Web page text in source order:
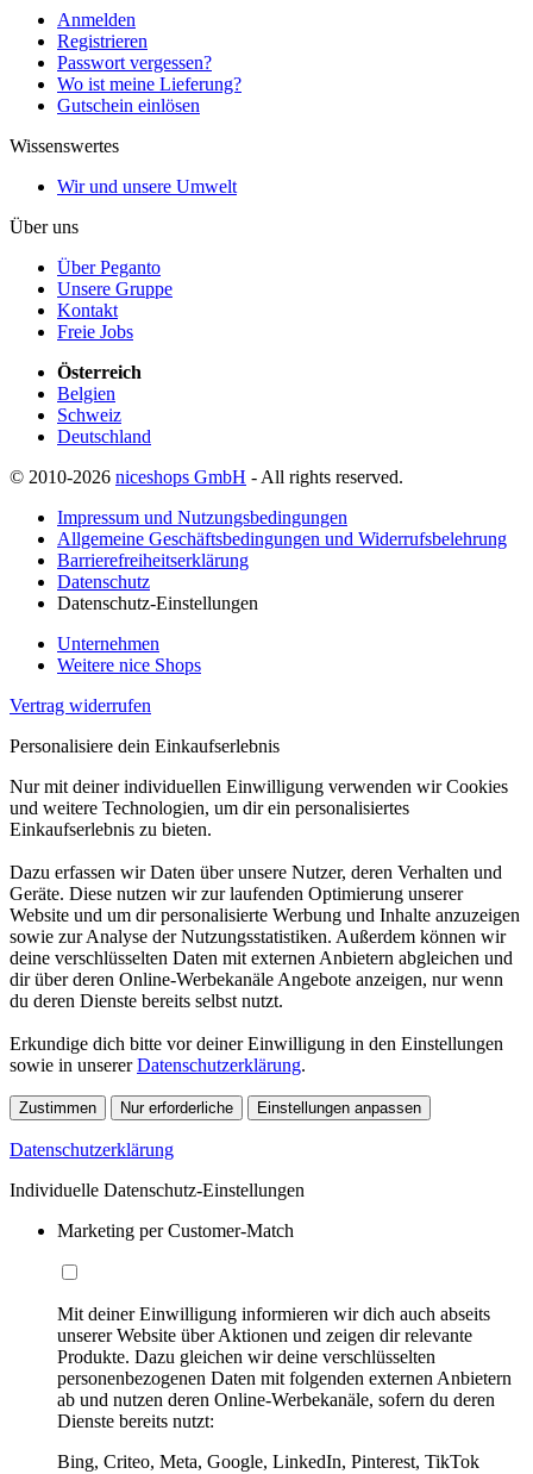
Anmelden
Registrieren
Passwort vergessen?
Wo ist meine Lieferung?
Gutschein einlösen
Wissenswertes
Wir und unsere Umwelt
Über uns
Über Peganto
Unsere Gruppe
Kontakt
Freie Jobs
Österreich
Belgien
Schweiz
Deutschland
© 2010-2026 niceshops GmbH - All rights reserved.
Impressum und Nutzungsbedingungen
Allgemeine Geschäftsbedingungen und Widerrufsbelehrung
Barrierefreiheitserklärung
Datenschutz
Datenschutz-Einstellungen
Unternehmen
Weitere nice Shops
Vertrag widerrufen
Personalisiere dein Einkaufserlebnis
Nur mit deiner individuellen Einwilligung verwenden wir Cookies
und weitere Technologien, um dir ein personalisiertes
Einkaufserlebnis zu bieten.
Dazu erfassen wir Daten über unsere Nutzer, deren Verhalten und
Geräte. Diese nutzen wir zur laufenden Optimierung unserer
Website und um dir personalisierte Werbung und Inhalte anzuzeigen
sowie zur Analyse der Nutzungsstatistiken. Außerdem können wir
deine verschlüsselten Daten mit externen Anbietern abgleichen und
dir über deren Online-Werbekanäle Angebote anzeigen, nur wenn
du deren Dienste bereits selbst nutzt.
Erkundige dich bitte vor deiner Einwilligung in den Einstellungen
sowie in unsererDatenschutzerklärung.
Zustimmen Nur erforderliche Einstellungen anpassen
Datenschutzerklärung
Individuelle Datenschutz-Einstellungen
Marketing per Customer-Match
Mit deiner Einwilligung informieren wir dich auch abseits
unserer Website über Aktionen und zeigen dir relevante
Produkte. Dazu gleichen wir deine verschlüsselten
personenbezogenen Daten mit folgenden externen Anbietern
ab und nutzen deren Online-Werbekanäle, sofern du deren
Dienste bereits nutzt:
Bing, Criteo, Meta, Google, LinkedIn, Pinterest, TikTok